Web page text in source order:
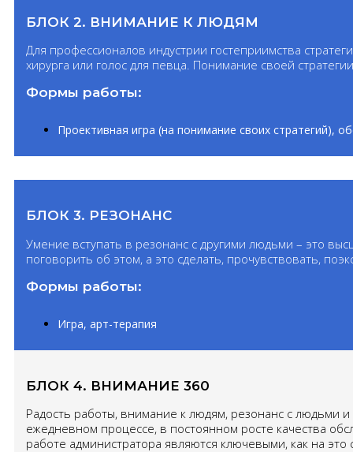
БЛОК 2. ВНИМАНИЕ К ЛЮДЯМ
Для профессионалов индустрии гостеприимства
хирурга или голос для певца. Понимание своей
Формы работы:
Проективная игра (на понимание своих стратегий),
БЛОК 3. РЕЗОНАНС
Умение вступать в резонанс с другими людьми – это
поговорить об этом, а это сделать, прочувствовать,
Формы работы:
Игра, арт-терапия
БЛОК 4. ВНИМАНИЕ 360
Радость работы, внимание к людям, резонанс с людьми и
ежедневном процессе, в постоянном росте качества
работе администратора являются ключевыми, как на это